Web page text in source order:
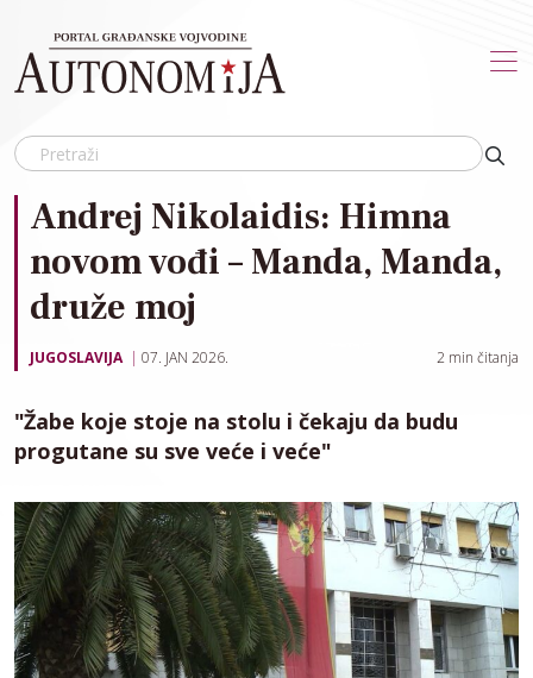
Andrej Nikolaidis: Himna
novom vođi – Manda, Manda,
druže moj
JUGOSLAVIJA 07. JAN 2026. 2 min čitanja
"Žabe koje stoje na stolu i čekaju da budu
progutane su sve veće i veće"